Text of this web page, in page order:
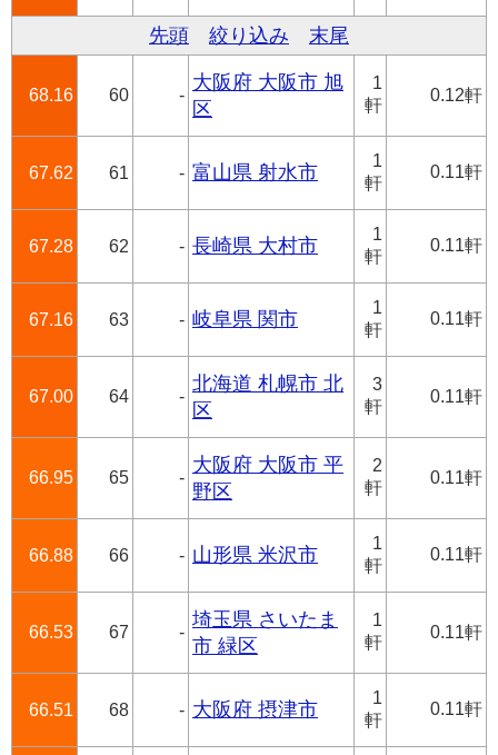
先頭 絞り込み 末尾
68.16 60 -
大阪府 大阪市 旭
区
1
軒
0.12軒
67.62 61 - 富山県 射水市
1
軒
0.11軒
67.28 62 - 長崎県 大村市
1
軒
0.11軒
67.16 63 - 岐阜県 関市
1
軒
0.11軒
67.00 64 -
北海道 札幌市 北
区
3
軒
0.11軒
66.95 65 -
大阪府 大阪市 平
野区
2
軒
0.11軒
66.88 66 - 山形県 米沢市
1
軒
0.11軒
66.53 67 -
埼玉県 さいたま
市 緑区
1
軒
0.11軒
66.51 68 - 大阪府 摂津市
1
軒
0.11軒